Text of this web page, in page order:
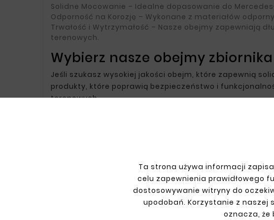
Ta strona używa informacji
celu zapewnienia prawidłowego
dostosowywanie witryny do
upodobań. Korzystanie z
oznacza, że
Solidne Mocowanie – Idealne dopasowanie do
Odporność na Korozję – Wykonane z materiałów
Trwałość i Wytrzymałość – Nasze obejmy zapewniają
terenowych.
Wybierz nasze obejmy
Jeśli szukasz wysokiej jakości obejm, które zapewnią
produkty, które poprawią bezpieczeństwo i
terenowych.
Logowanie
Rejestracja
Zwroty
Moje zamówienia